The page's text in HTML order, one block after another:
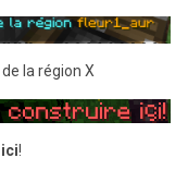
de la région X
ici!